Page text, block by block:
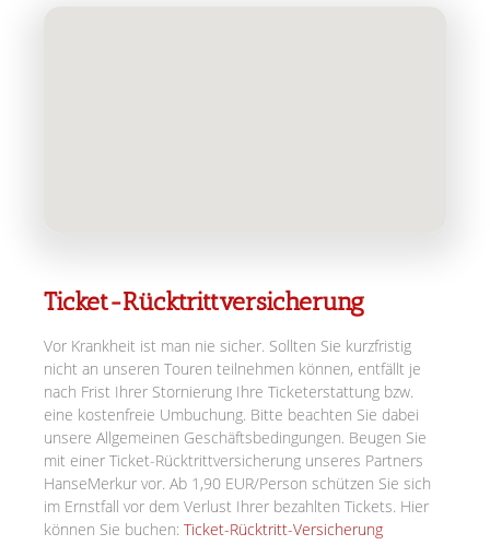
Ticket-Rücktrittversicherung
Vor Krankheit ist man nie sicher. Sollten Sie kurzfristig
nicht an unseren Touren teilnehmen können, entfällt je
nach Frist Ihrer Stornierung Ihre Ticketerstattung bzw.
eine kostenfreie Umbuchung. Bitte beachten Sie dabei
unsere Allgemeinen Geschäftsbedingungen. Beugen Sie
mit einer Ticket-Rücktrittversicherung unseres Partners
HanseMerkur vor. Ab 1,90 EUR/Person schützen Sie sich
im Ernstfall vor dem Verlust Ihrer bezahlten Tickets. Hier
können Sie buchen: Ticket-Rücktritt-Versicherung